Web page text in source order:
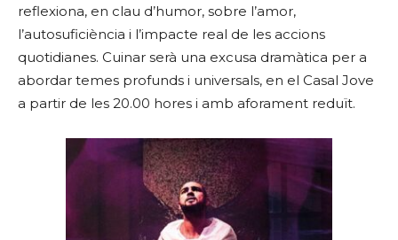
reflexiona, en clau d’humor, sobre l’amor,
l’autosuficiència i l’impacte real de les accions
quotidianes. Cuinar serà una excusa dramàtica per a
abordar temes profunds i universals, en el Casal Jove
a partir de les 20.00 hores i amb aforament reduït.